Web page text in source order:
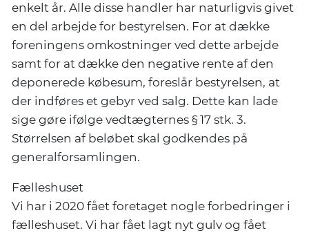
enkelt år. Alle disse handler har naturligvis givet
en del arbejde for bestyrelsen. For at dække
foreningens omkostninger ved dette arbejde
samt for at dække den negative rente af den
deponerede købesum, foreslår bestyrelsen, at
der indføres et gebyr ved salg. Dette kan lade
sige gøre ifølge vedtægternes § 17 stk. 3.
Størrelsen af beløbet skal godkendes på
generalforsamlingen.
Fælleshuset
Vi har i 2020 fået foretaget nogle forbedringer i
fælleshuset. Vi har fået lagt nyt gulv og fået